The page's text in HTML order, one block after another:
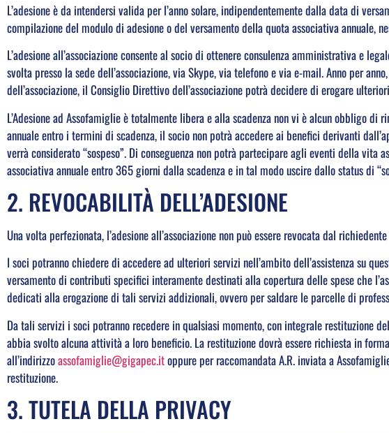
L’adesione è da intendersi valida per l’anno solare, indipendentemente dalla data di
compilazione del modulo di adesione o del versamento della quota associativa annuale,
L’adesione all’associazione consente al socio di ottenere consulenza amministrativa e
svolta presso la sede dell’associazione, via Skype, via telefono e via e-mail. Anno per
dell’associazione, il Consiglio Direttivo dell’associazione potrà decidere di erogare
L’Adesione ad Assofamiglie è totalmente libera e alla scadenza non vi è alcun obbligo di
annuale entro i termini di scadenza, il socio non potrà accedere ai benefici derivanti
verrà considerato “sospeso”. Di conseguenza non potrà partecipare agli eventi della vita
associativa annuale entro 365 giorni dalla scadenza e in tal modo uscire dallo status di
2. REVOCABILITÀ DELL’ADESIONE
Una volta perfezionata, l’adesione all’associazione non può essere revocata dal
I soci potranno chiedere di accedere ad ulteriori servizi nell’ambito dell’assistenza su
versamento di contributi specifici interamente destinati alla copertura delle spese che
dedicati alla erogazione di tali servizi addizionali, ovvero per saldare le parcelle di
Da tali servizi i soci potranno recedere in qualsiasi momento, con integrale restituzione
abbia svolto alcuna attività a loro beneficio. La restituzione dovrà essere richiesta in
all’indirizzoassofamiglie@gigapec.itoppure per raccomandata A.R. inviata a
restituzione.
3. TUTELA DELLA PRIVACY